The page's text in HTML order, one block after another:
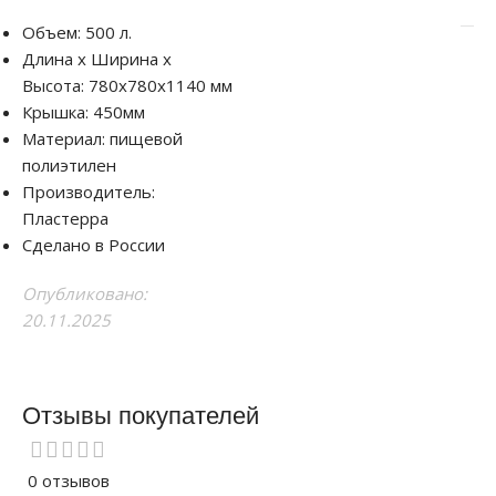
Объем: 500 л.
Длина x Ширина x
Высота: 780x780x1140 мм
Крышка: 450мм
Материал: пищевой
полиэтилен
Производитель:
Пластерра
Сделано в России
Опубликовано:
20.11.2025
Отзывы покупателей
0 отзывов